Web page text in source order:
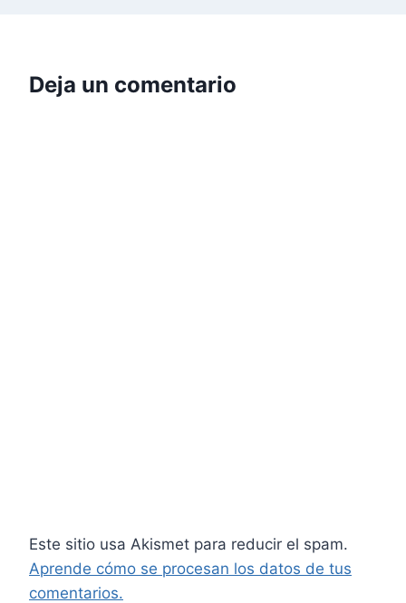
Deja un comentario
Este sitio usa Akismet para reducir el spam.
Aprende cómo se procesan los datos de tus
comentarios.